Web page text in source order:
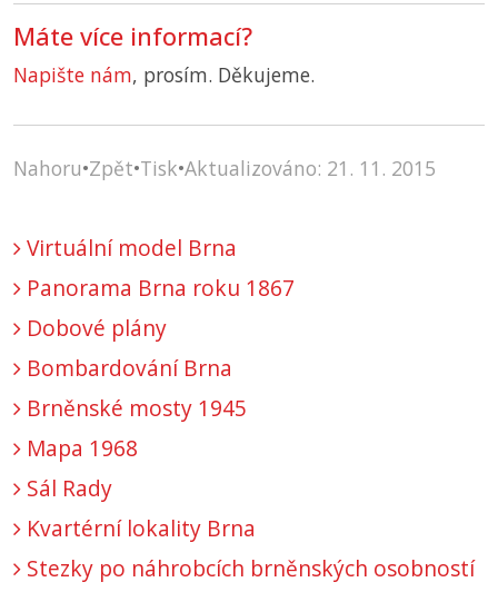
Máte více informací?
Napište nám, prosím. Děkujeme.
Nahoru•Zpět•Tisk•Aktualizováno: 21. 11. 2015
Virtuální model Brna
Panorama Brna roku 1867
Dobové plány
Bombardování Brna
Brněnské mosty 1945
Mapa 1968
Sál Rady
Kvartérní lokality Brna
Stezky po náhrobcích brněnských osobností